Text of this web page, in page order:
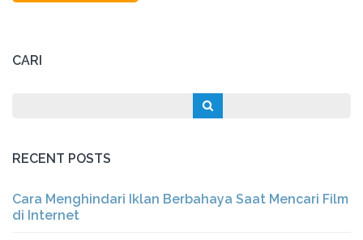
CARI
RECENT POSTS
Cara Menghindari Iklan Berbahaya Saat Mencari Film
di Internet